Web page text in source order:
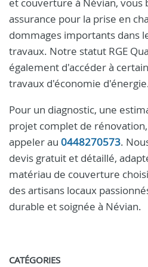
assurance pour la prise en
dommages importants dans
travaux. Notre statut RGE
également d'accéder à
travaux d'économie
Pour un diagnostic, une
projet complet de
appeler au 0448270573.
devis gratuit et détaillé,
matériau de couverture
des artisans locaux
durable et soignée à Névian.
CATÉGORIES